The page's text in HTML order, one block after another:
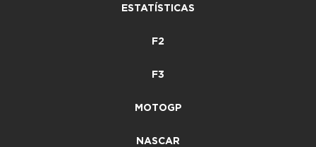
ESTATÍSTICAS
F2
F3
MOTOGP
NASCAR